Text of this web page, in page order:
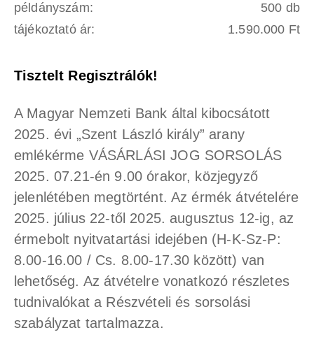
példányszám:
500 db
tájékoztató ár:
1.590.000 Ft
Tisztelt Regisztrálók!
A Magyar Nemzeti Bank által kibocsátott
2025. évi „Szent László király” arany
emlékérme VÁSÁRLÁSI JOG SORSOLÁS
2025. 07.21-én 9.00 órakor, közjegyző
jelenlétében megtörtént. Az érmék átvételére
2025. július 22-től 2025. augusztus 12-ig, az
érmebolt nyitvatartási idejében (H-K-Sz-P:
8.00-16.00 / Cs. 8.00-17.30 között) van
lehetőség. Az átvételre vonatkozó részletes
tudnivalókat a Részvételi és sorsolási
szabályzat tartalmazza.